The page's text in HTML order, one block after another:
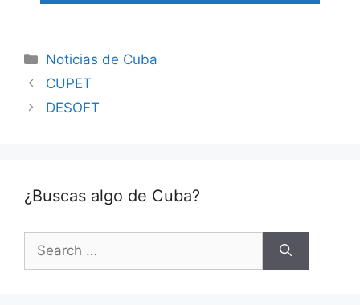
Categories
Noticias de Cuba
CUPET
DESOFT
¿Buscas algo de Cuba?
for: